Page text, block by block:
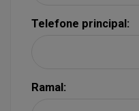
Telefone principal:
Ramal: